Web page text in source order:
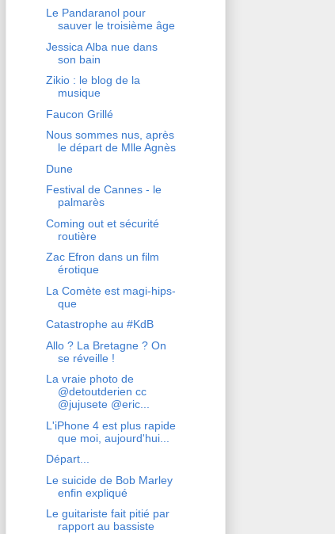
Le Pandaranol pour
sauver le troisième âge
Jessica Alba nue dans
son bain
Zikio : le blog de la
musique
Faucon Grillé
Nous sommes nus, après
le départ de Mlle Agnès
Dune
Festival de Cannes - le
palmarès
Coming out et sécurité
routière
Zac Efron dans un film
érotique
La Comète est magi-hips-
que
Catastrophe au #KdB
Allo ? La Bretagne ? On
se réveille !
La vraie photo de
@detoutderien cc
@jujusete @eric...
L'iPhone 4 est plus rapide
que moi, aujourd'hui...
Départ...
Le suicide de Bob Marley
enfin expliqué
Le guitariste fait pitié par
rapport au bassiste